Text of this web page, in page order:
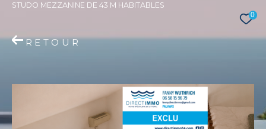
0
STUDO MEZZANINE DE 43 M HABITABLES
RETOUR